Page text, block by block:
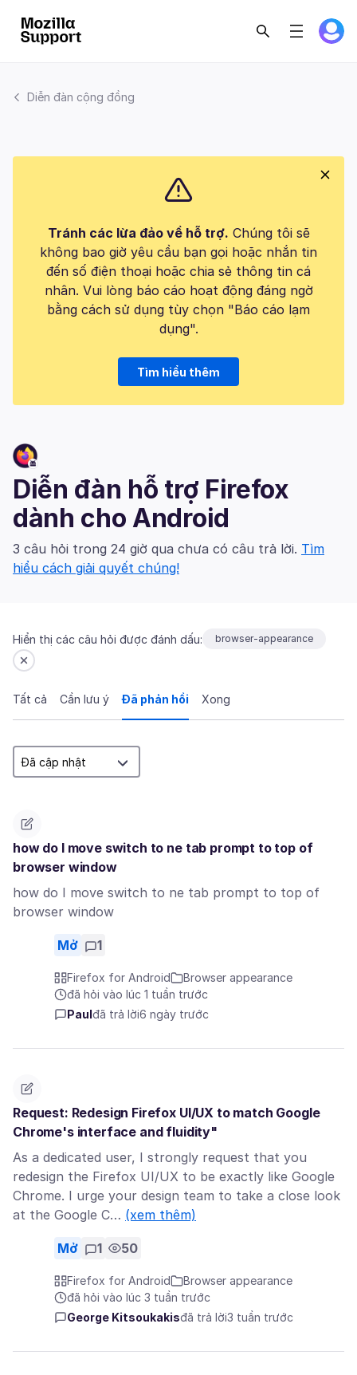
Diễn đàn cộng đồng
Tránh các lừa đảo về hỗ trợ. Chúng tôi sẽ
không bao giờ yêu cầu bạn gọi hoặc nhắn tin
đến số điện thoại hoặc chia sẻ thông tin cá
nhân. Vui lòng báo cáo hoạt động đáng ngờ
bằng cách sử dụng tùy chọn "Báo cáo lạm
dụng".
Tìm hiểu thêm
Diễn đàn hỗ trợ Firefox
dành cho Android
3 câu hỏi trong 24 giờ qua chưa có câu trả lời. Tìm
hiểu cách giải quyết chúng!
Hiển thị các câu hỏi được đánh dấu: browser-appearance
Tất cả Cần lưu ý Đã phản hồi Xong
how do I move switch to ne tab prompt to top of
browser window
how do I move switch to ne tab prompt to top of
browser window
Mở 1
Firefox for Android
Browser appearance
đã hỏi vào lúc 1 tuần trước
Paul đã trả lời6 ngày trước
Request: Redesign Firefox UI/UX to match Google
Chrome's interface and fluidity"
As a dedicated user, I strongly request that you
redesign the Firefox UI/UX to be exactly like Google
Chrome. I urge your design team to take a close look
at the Google C… (xem thêm)
Mở 1 50
Firefox for Android
Browser appearance
đã hỏi vào lúc 3 tuần trước
George Kitsoukakisđã trả lời3 tuần trước